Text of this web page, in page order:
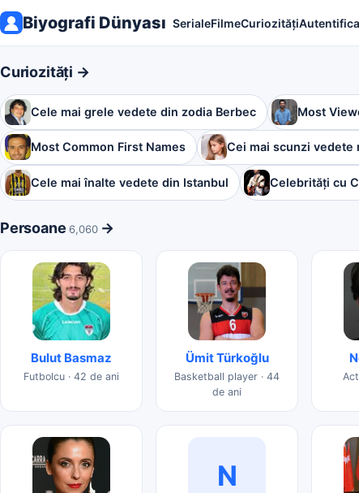
Biyografi Dünyası SerialeFilmeCuriozități
Curiozități →
Cele mai grele vedete din zodia Berbec Most
Most Common First Names Cei mai scunzi vedete
Cele mai înalte vedete din Istanbul Celebrități cu
Persoane 6,060→
Bulut Basmaz
Futbolcu · 42 de ani
Ümit Türkoğlu
Basketball player · 44
de ani
N